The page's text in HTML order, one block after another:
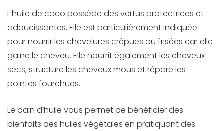
L’huile de coco possède des vertus protectrices et
adoucissantes. Elle est particulièrement indiquée
pour nourrir les chevelures crépues ou frisées car elle
gaine le cheveu. Elle nourrit également les cheveux
secs, structure les cheveux mous et répare les
pointes fourchues.
Le bain d’huile vous permet de bénéficier des
bienfaits des huiles végétales en pratiquant des